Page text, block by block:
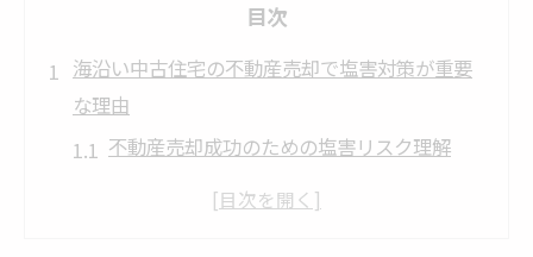
目次
海沿い中古住宅の不動産売却で塩害対策が重要
な理由
不動産売却成功のための塩害リスク理解
海沿い特有の塩害による資産価値低下に注